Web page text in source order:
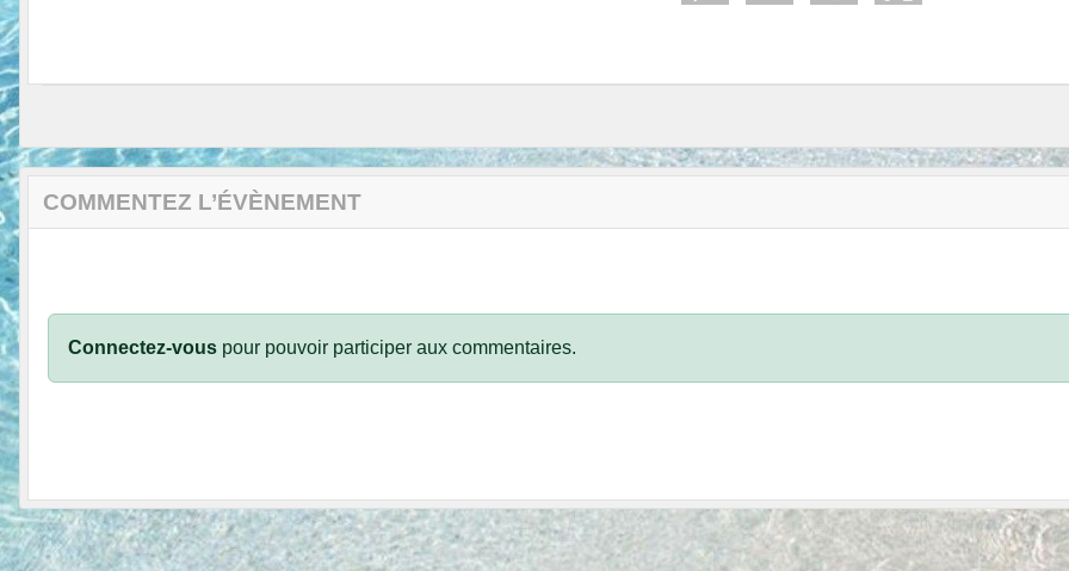
COMMENTEZ L’ÉVÈNEMENT
Connectez-vous pour pouvoir participer aux commentaires.